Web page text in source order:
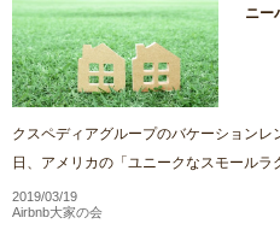
ニー
クスペディアグループのバケーション
日、アメリカの「ユニークなスモールラ
2019/03/19
Airbnb大家の会